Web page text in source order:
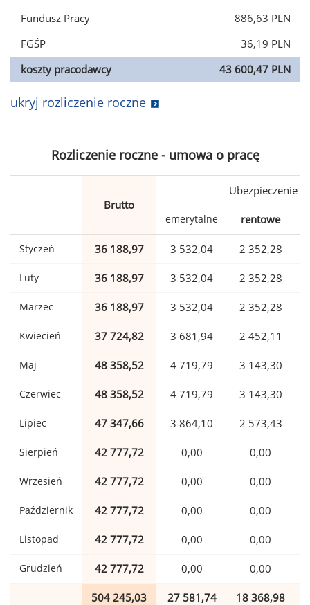
Fundusz Pracy
886,63 PLN
FGŚP
36,19 PLN
koszty pracodawcy
43 600,47 PLN
ukryj rozliczenie roczne
Rozliczenie roczne - umowa o pracę
Brutto
Ubezpieczenie
emerytalne rentowe
Styczeń 36 188,97 3 532,04 2 352,28
Luty 36 188,97 3 532,04 2 352,28
Marzec 36 188,97 3 532,04 2 352,28
Kwiecień 37 724,82 3 681,94 2 452,11
Maj 48 358,52 4 719,79 3 143,30
Czerwiec 48 358,52 4 719,79 3 143,30
Lipiec 47 347,66 3 864,10 2 573,43
Sierpień 42 777,72 0,00 0,00
Wrzesień 42 777,72 0,00 0,00
Październik 42 777,72 0,00 0,00
Listopad 42 777,72 0,00 0,00
Grudzień 42 777,72 0,00 0,00
504 245,03 27 581,74 18 368,98